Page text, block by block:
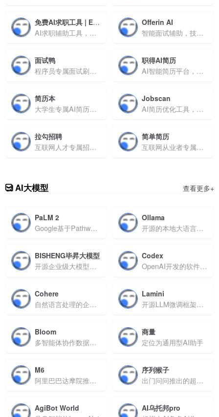
免费AI求职工具 | ExplainThis
AI求职辅助工具，支持简历优化、面试模拟与职场文书生成
Offerin AI
智能面试辅助，技术岗通关神器
面试鸭
程序员专属面试刷题神器，高频题库助力offer
职得AI简历
AI智能简历平台，快速生成专业内容
简历本
大学生专属AI简历工具，免费简历优化平台
Jobscan
AI简历优化工具，实时分析匹配度
拉勾招聘
互联网人才专属招聘平台
简单简历
互联网从业者专属的智能简历工具，助你快速生成专业求职文档
AI大模型 查看更多+
PaLM 2
Google基于Pathways架构研发的大型语言模型
Ollama
开源的本地大语言模型（LLM）运行框架
BISHENG毕昇大模型
开源企业级大模型应用开发平台
Codex
OpenAI开发的软件工程智能体
Cohere
自然语言处理的企业级AI平台
Lamini
开源LLM微调框架，旨在降低大模型定制门槛
Bloom
多智能体协作数据分析平台
商量
定位为通用型AI助手
M6
阿里巴巴达摩院推出的中文社区最大跨模态预训练模型
序列猴子
出门问问推出的超大规模多模态大语言模型
AgiBot World AI乌托邦pro